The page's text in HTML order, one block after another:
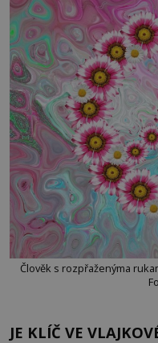
Člověk s rozpřaženýma
JE KLÍČ VE